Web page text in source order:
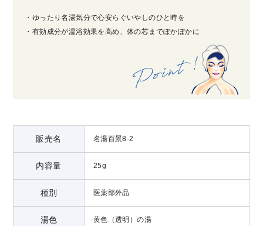
・ゆったり名湯気分で心安らぐいやしのひと時を
・有効成分が温浴効果を高め、体の芯までぽかぽかに
販売名 名湯百景8-2
内容量 25g
種別 医薬部外品
湯色 黄色（透明）の湯